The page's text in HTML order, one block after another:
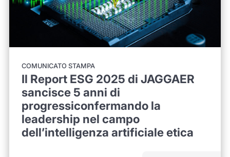
COMUNICATO STAMPA
Il Report ESG 2025 di JAGGAER
sancisce 5 anni di
progressiconfermando la
leadership nel campo
dell’intelligenza artificiale etica